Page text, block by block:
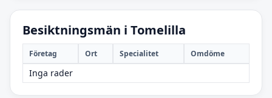
Besiktningsmän i Tomelilla
Företag Ort Specialitet Omdöme
Inga rader